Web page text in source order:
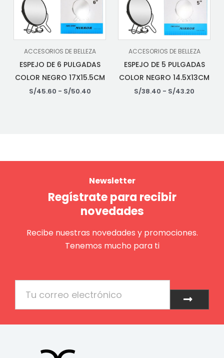
ACCESORIOS DE BELLEZA
ESPEJO DE 6 PULGADAS
COLOR NEGRO 17X15.5CM
S/45.60 - S/50.40
ACCESORIOS DE BELLEZA
ESPEJO DE 5 PULGADAS
COLOR NEGRO 14.5X13CM
S/38.40 - S/43.20
Newsletter
Regístrate para recibir
novedades
Recibe nuestras novedades y promociones.
Tenemos mucho para ti
Enviar